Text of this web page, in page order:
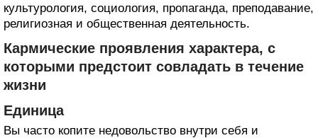
культурология, социология, пропаганда, преподавание,
религиозная и общественная деятельность.
Кармические проявления характера, с
которыми предстоит совладать в течение
жизни
Единица
Вы часто копите недовольство внутри себя и